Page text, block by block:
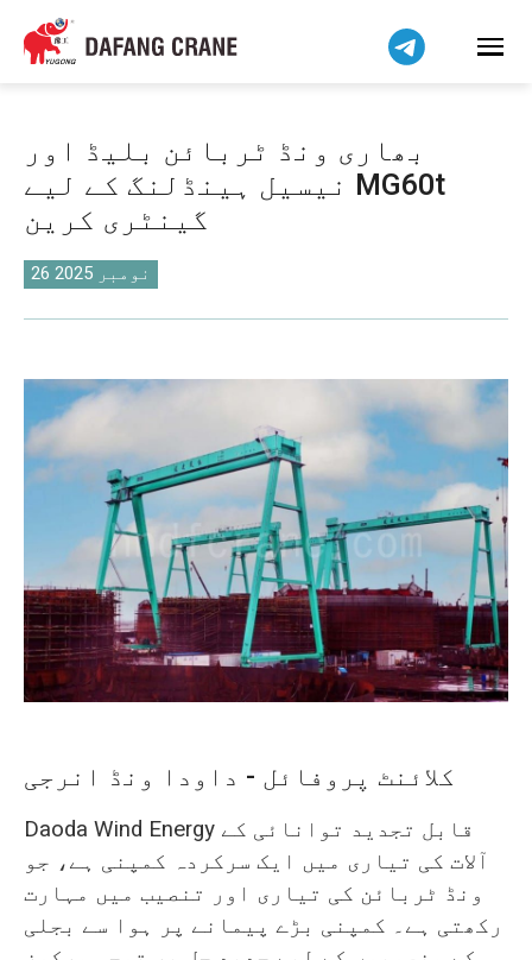
بھاری ونڈ ٹربائن بلیڈ اور
نیسیل ہینڈلنگ کے لیے MG60t
گینٹری کرین
26 نومبر 2025
کلائنٹ پروفائل - داودا ونڈ انرجی
Daoda Wind Energy قابل تجدید توانائی کے
آلات کی تیاری میں ایک سرکردہ کمپنی ہے، جو
ونڈ ٹربائن کی تیاری اور تنصیب میں مہارت
رکھتی ہے۔ کمپنی بڑے پیمانے پر ہوا سے بجلی
हिन्दी
Bahasa Indonesia
简体中文
বাংলা
فارسی
Pilipino
Українська
Беларуская мова
Kiswahili
Dansk
O‘zbekcha